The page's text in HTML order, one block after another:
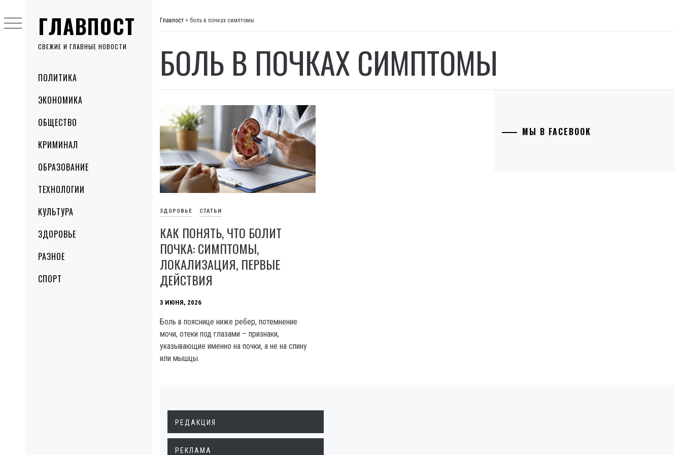
ГЛАВПОСТ
СВЕЖИЕ И ГЛАВНЫЕ НОВОСТИ
MenuПОЛИТИКА
ЭКОНОМИКА
ОБЩЕСТВО
КРИМИНАЛ
ОБРАЗОВАНИЕ
ТЕХНОЛОГИИ
КУЛЬТУРА
ЗДОРОВЬЕ
РАЗНОЕ
СПОРТ
to
content
Главпост > боль в почках симптомы
БОЛЬ В ПОЧКАХ СИМПТОМЫ
ЗДОРОВЬЕ СТАТЬИ
КАК ПОНЯТЬ, ЧТО БОЛИТ
ПОЧКА: СИМПТОМЫ,
ЛОКАЛИЗАЦИЯ, ПЕРВЫЕ
ДЕЙСТВИЯ
3 ИЮНЯ, 2026
Боль в пояснице ниже ребер, потемнение
мочи, отеки под глазами – признаки,
указывающие именно на почки, а не на спину
или мышцы.
МЫ В FACEBOOK
РЕДАКЦИЯ
РЕКЛАМА